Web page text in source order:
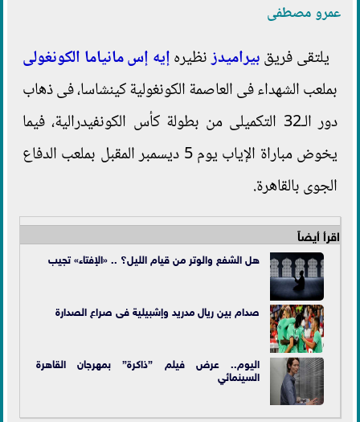
عمرو مصطفى
يلتقى فريقبيراميدزنظيرهإيه إس مانياما الكونغولى
بملعب الشهداء فى العاصمة الكونغولية كينشاسا، فى ذهاب
دور الـ32 التكميلى من بطولة كأس الكونفيدرالية، فيما
يخوض مباراة الإياب يوم 5 ديسمبر المقبل بملعب الدفاع
الجوى بالقاهرة.
اقرأ أيضاً
هل الشفع والوتر من قيام الليل؟ .. «الإفتاء» تجيب
صدام بين ريال مدريد وإشبيلية فى صراع الصدارة
اليوم.. عرض فيلم ”ذاكرة” بمهرجان القاهرة
السينمائي